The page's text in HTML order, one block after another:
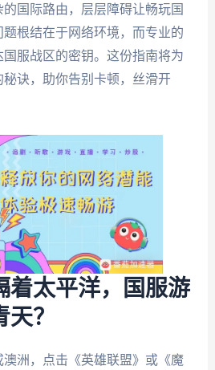
国际路由，层层障碍让畅玩国
根结在于网络环境，而专业的
服战区的密钥。这份指南将为
诀，助你告别卡顿，丝滑开
着太平洋，国服游
？
洲，点击《英雄联盟》或《魔